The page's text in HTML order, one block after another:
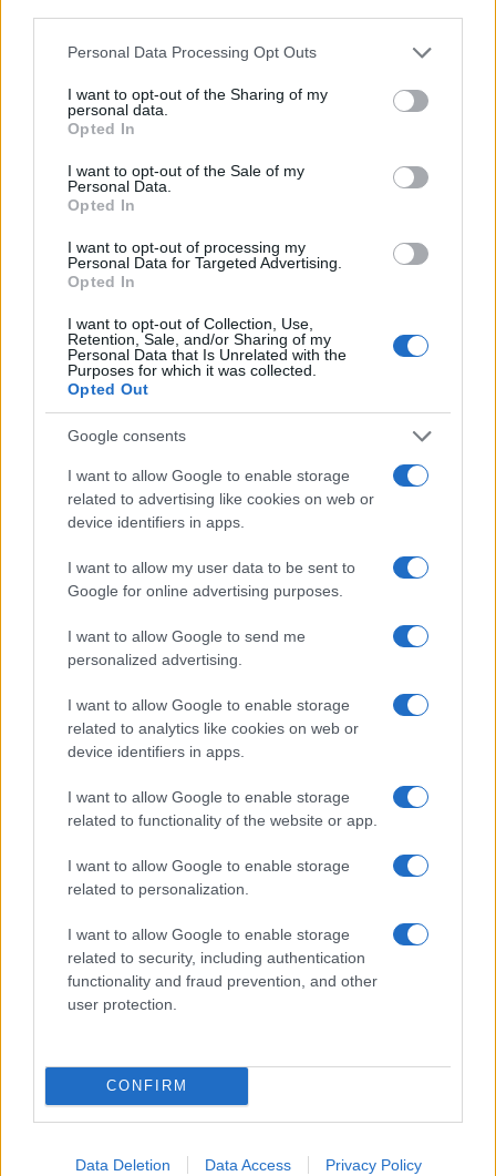
Please note that this website/app uses one or more Google
not limited to your visit or usage behaviour. You may click to
grant or deny consent to Google and its third-party tags to
use your data for below specified purposes in below Google
consent section.
Personal Data Processing Opt Outs
I want to opt-out of the Sharing of my
personal data.
Opted In
I want to opt-out of the Sale of my
Personal Data.
Opted In
I want to opt-out of processing my
Personal Data for Targeted Advertising.
Opted In
I want to opt-out of Collection, Use,
Retention, Sale, and/or Sharing of my
Personal Data that Is Unrelated with the
Purposes for which it was collected.
Opted Out
Google consents
I want to allow Google to enable storage
related to advertising like cookies on web or
device identifiers in apps.
I want to allow my user data to be sent to
Google for online advertising purposes.
I want to allow Google to send me
personalized advertising.
I want to allow Google to enable storage
related to analytics like cookies on web or
device identifiers in apps.
I want to allow Google to enable storage
related to functionality of the website or app.
I want to allow Google to enable storage
related to personalization.
I want to allow Google to enable storage
related to security, including authentication
functionality and fraud prevention, and other
user protection.
CONFIRM
Data Deletion Data Access Privacy Policy
Condividi l'articolo
F
a
ce
b
o
o
T
w
it
te
r
Pi
n
te
re
st
W
at
A
p
p
S
a
Articolo precedente
Prossimo articolo
NOTIZIE RECENTI
Le previsioni meteo per il weekend a Olbia e in
Gallura
Michelle Hunziker in Gallura, bella anche dal
vivo: un amico vip svela come fa
accoglienza minori chiude
Olbia, divieto di sosta contro spaccio e degrado:
esplode la protesta
Pausa caffè impeccabile: come scegliere la
soluzione ideale per la casa e l’ufficio
Monte Pino, la fine di un lungo dolore: storia e
rinascita della strada che segnò la Gallura
Raid nelle campagne di Berchidda, rischio per
la rete elettrica